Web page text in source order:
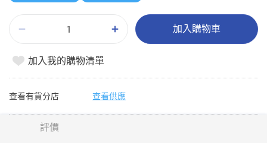
加入購物車
加入我的購物清單
查看有貨分店 查看供應
評價